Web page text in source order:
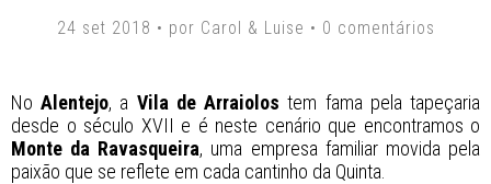
24 set 2018 • por Carol & Luise • 0 comentários
NoAlentejo, a Vila de Arraiolos tem fama pela tapeçaria
desde o século XVII e é neste cenário que encontramos o
Monte da Ravasqueira, uma empresa familiar movida pela
paixão que se reflete em cada cantinho da Quinta.